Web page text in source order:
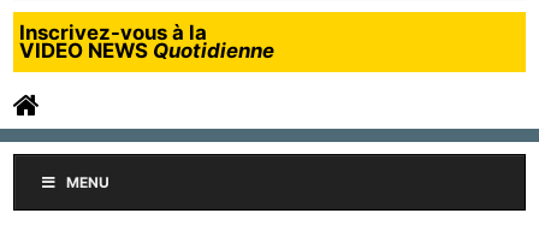
Inscrivez-vous à la
VIDEO NEWS Quotidienne
MENU